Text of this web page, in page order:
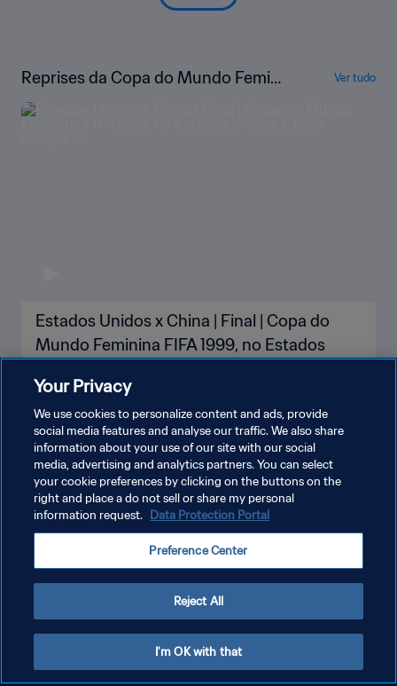
Reprises da Copa do Mundo Femini
na da FIFA EUA 1999™
Ver tudo
Estados Unidos x China | Final | Copa do
Mundo Feminina FIFA 1999, no Estados
POLÍTICA DE PRIVACIDADE
TERMOS DE SERVIÇO
Your Privacy
We use cookies to personalize content and ads, provide
social media features and analyse our traffic. We also share
information about your use of our site with our social
media, advertising and analytics partners. You can select
your cookie preferences by clicking on the buttons on the
right and place a do not sell or share my personal
information request. Data Protection Portal
Preference Center
Reject All
I'm OK with that